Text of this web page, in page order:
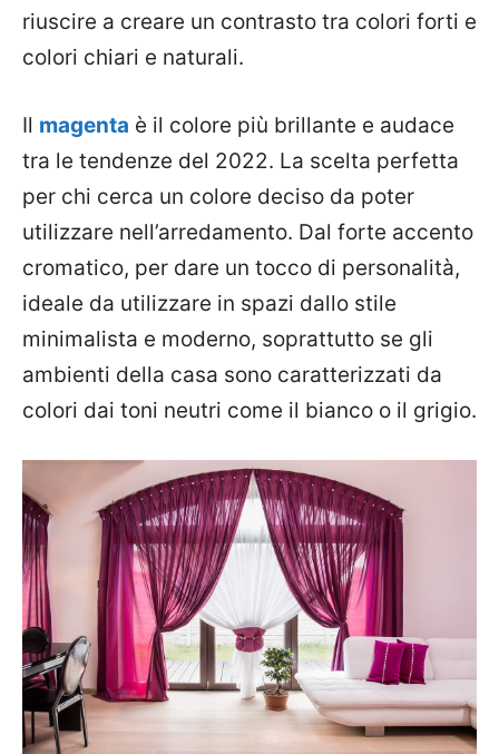
riuscire a creare un contrasto tra colori forti e
colori chiari e naturali.
Il magenta è il colore più brillante e audace
tra le tendenze del 2022. La scelta perfetta
per chi cerca un colore deciso da poter
utilizzare nell’arredamento. Dal forte accento
cromatico, per dare un tocco di personalità,
ideale da utilizzare in spazi dallo stile
minimalista e moderno, soprattutto se gli
ambienti della casa sono caratterizzati da
colori dai toni neutri come il bianco o il grigio.